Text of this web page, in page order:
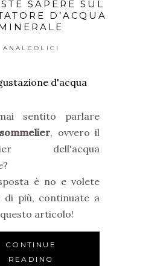
SAPERE SUL
D’ACQUA
ANALCOLICI
sentito parlare
, ovvero il
dell'acqua
è no e volete
di più, continuate a
articolo!
CONTINUE
READING